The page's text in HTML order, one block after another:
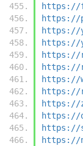
https://
https://
https://
https://
https://
https://
https://
https://
https://
https://
https://
https://